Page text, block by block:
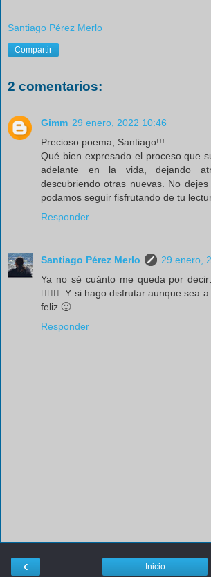
Santiago Pérez Merlo
Compartir
2 comentarios:
Gimm 29 enero, 2022 10:46
Precioso poema, Santiago!!!
Qué bien expresado el proceso que
adelante en la vida, dejando
descubriendo otras nuevas. No
podamos seguir fisfrutando de tu
Responder
Santiago Pérez Merlo
29 enero,
Ya no sé cuánto me queda por
🤷🏻‍♂️. Y si hago disfrutar aunque sea
feliz 🙂.
Responder
‹ Inicio